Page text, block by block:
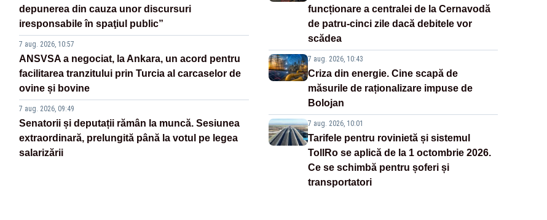
depunerea din cauza unor discursuri
iresponsabile în spaţiul public”
7 aug. 2026, 10:57
ANSVSA a negociat, la Ankara, un acord pentru
facilitarea tranzitului prin Turcia al carcaselor de
ovine și bovine
7 aug. 2026, 09:49
Senatorii și deputații rămân la muncă. Sesiunea
extraordinară, prelungită până la votul pe legea
salarizării
funcționare a centralei de la Cernavodă
de patru-cinci zile dacă debitele vor
scădea
7 aug. 2026, 10:43
Criza din energie. Cine scapă de
măsurile de raționalizare impuse de
Bolojan
7 aug. 2026, 10:01
Tarifele pentru rovinietă și sistemul
TollRo se aplică de la 1 octombrie 2026.
Ce se schimbă pentru șoferi și
transportatori